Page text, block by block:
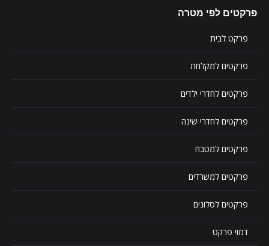
פרקטים לפי מטרה
פרקט לבית
פרקטים למקלחת
פרקטים לחדרי ילדים
פרקטים לחדרי שינה
פרקטים למטבח
פרקטים למשרדים
פרקטים לסלונים
דמוי פרקט